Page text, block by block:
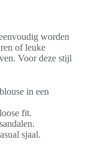
worden
of leuke
Voor deze stijl
in een
fit.
sjaal.